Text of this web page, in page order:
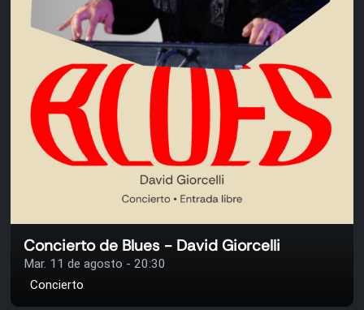
Concierto de Blues - David Giorcelli
Mar. 11 de agosto - 20:30
Concierto